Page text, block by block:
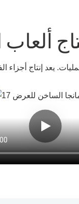
ألعاب
يعد إنتاج أجزاء